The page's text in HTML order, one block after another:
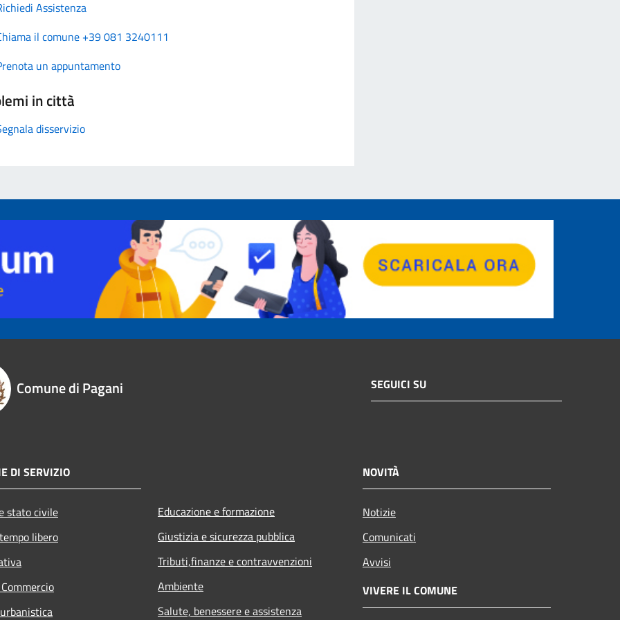
Assistenza
il comune +39 081 3240111
un appuntamento
in città
disservizio
Comune di Pagani SEGUICI SU
DI SERVIZIO
stato civile
libero
Educazione e formazione
Giustizia e sicurezza pubblica
Tributi,finanze e contravvenzioni
Ambiente
Salute, benessere e assistenza
NOVITÀ
Notizie
Comunicati
Avvisi
VIVERE IL COMUNE